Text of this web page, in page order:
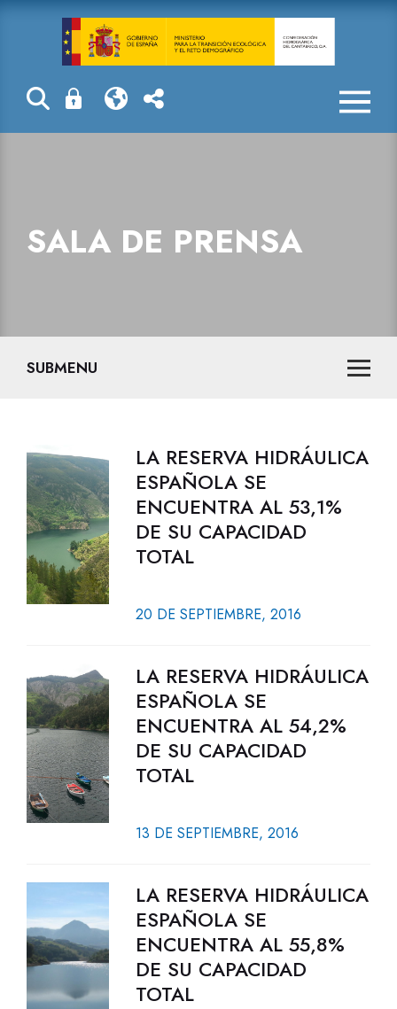
Sala de prensa
SALA DE PRENSA
SUBMENU
LA RESERVA HIDRÁULICA
ESPAÑOLA SE
ENCUENTRA AL 53,1%
DE SU CAPACIDAD
TOTAL
20 DE SEPTIEMBRE, 2016
LA RESERVA HIDRÁULICA
ESPAÑOLA SE
ENCUENTRA AL 54,2%
DE SU CAPACIDAD
TOTAL
13 DE SEPTIEMBRE, 2016
LA RESERVA HIDRÁULICA
ESPAÑOLA SE
ENCUENTRA AL 55,8%
DE SU CAPACIDAD
TOTAL